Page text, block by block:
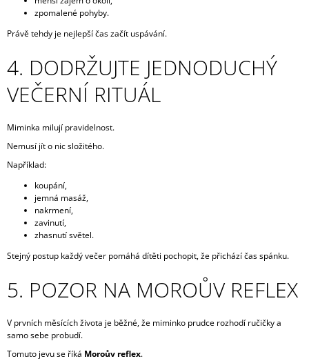
zpomalené pohyby.
Právě tehdy je nejlepší čas začít uspávání.
4. DODRŽUJTE JEDNODUCHÝ
VEČERNÍ RITUÁL
Miminka milují pravidelnost.
Nemusí jít o nic složitého.
Například:
koupání,
jemná masáž,
nakrmení,
zavinutí,
zhasnutí světel.
Stejný postup každý večer pomáhá dítěti pochopit, že přichází čas spánku.
5. POZOR NA MOROŮV REFLEX
V prvních měsících života je běžné, že miminko prudce rozhodí ručičky a
samo sebe probudí.
Tomuto jevu se říká Moroův reflex.